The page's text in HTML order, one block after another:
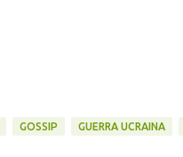
GOSSIP GUERRA UCRAINA